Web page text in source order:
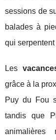
sessions de
balades à
qui
Les
grâce à la
Puy du Fou
tandis que
animalières